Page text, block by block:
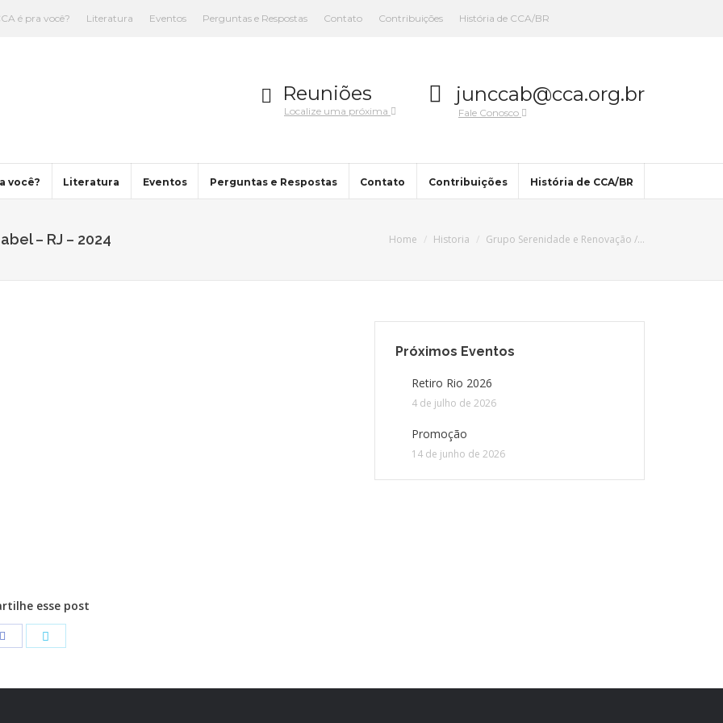
é pra você? Literatura Eventos Perguntas e Respostas Contato Contribuições História de CCA/BR
Reuniões
Localize uma próxima
junccab@cca.org.br
Fale Conosco
você? Literatura Eventos Perguntas e Respostas Contato Contribuições História de CCA/BR
– RJ – 2024 Home Historia Grupo Serenidade e Renovação /…
esse post
Próximos Eventos
Retiro Rio 2026
4 de julho de 2026
Promoção
14 de junho de 2026